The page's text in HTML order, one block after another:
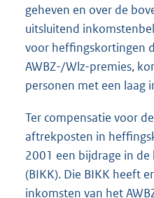
geheven en over de
uitsluitend
voor heffingskortingen
AWBZ-/Wlz-premies,
personen met een laag
Ter compensatie voor
aftrekposten in
2001 een bijdrage in
(BIKK). Die BIKK heeft
inkomsten van het